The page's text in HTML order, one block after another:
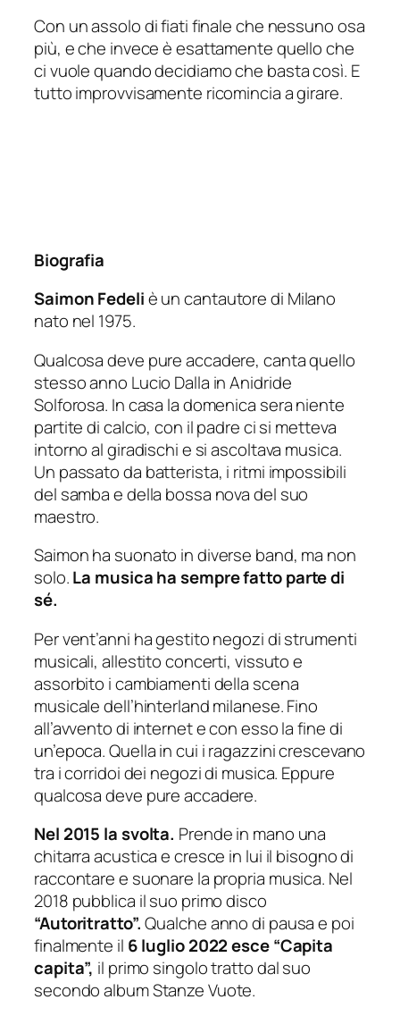
Con un assolo di fiati finale che nessuno osa
più, e che invece è esattamente quello che
ci vuole quando decidiamo che basta così. E
tutto improvvisamente ricomincia a girare.
Biografia
Saimon Fedeliè un cantautore di Milano
nato nel 1975.
Qualcosa deve pure accadere, canta quello
stesso anno Lucio Dalla in Anidride
Solforosa. In casa la domenica sera niente
partite di calcio, con il padre ci si metteva
intorno al giradischi e si ascoltava musica.
Un passato da batterista, i ritmi impossibili
del samba e della bossa nova del suo
maestro.
Saimon ha suonato in diverse band, ma non
solo.La musica ha sempre fatto parte di
sé.
Per vent’anni ha gestito negozi di strumenti
musicali, allestito concerti, vissuto e
assorbito i cambiamenti della scena
musicale dell’hinterland milanese. Fino
all’avvento di internet e con esso la fine di
un’epoca. Quella in cui i ragazzini crescevano
tra i corridoi dei negozi di musica. Eppure
qualcosa deve pure accadere.
Nel 2015 la svolta. Prende in mano una
chitarra acustica e cresce in lui il bisogno di
raccontare e suonare la propria musica. Nel
2018 pubblica il suo primo disco
“Autoritratto”.Qualche anno di pausa e poi
finalmente il 6 luglio 2022 esce “Capita
capita”, il primo singolo tratto dal suo
secondo album Stanze Vuote.